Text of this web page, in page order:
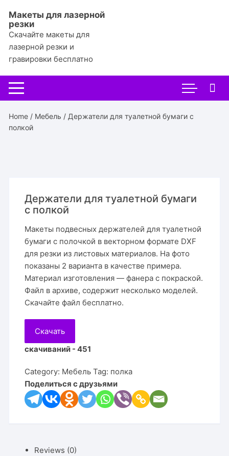
содержимому
Макеты для лазерной
резки
Скачайте макеты для
лазерной резки и
гравировки бесплатно
Home / Мебель / Держатели для туалетной бумаги с
полкой
Держатели для туалетной бумаги
с полкой
Макеты подвесных держателей для туалетной
бумаги с полочкой в векторном формате DXF
для резки из листовых материалов. На фото
показаны 2 варианта в качестве примера.
Материал изготовления — фанера с покраской.
Файл в архиве, содержит несколько моделей.
Скачайте файл бесплатно.
Скачать
скачиваний - 451
Category: Мебель Tag: полка
Поделиться с друзьями
Reviews (0)